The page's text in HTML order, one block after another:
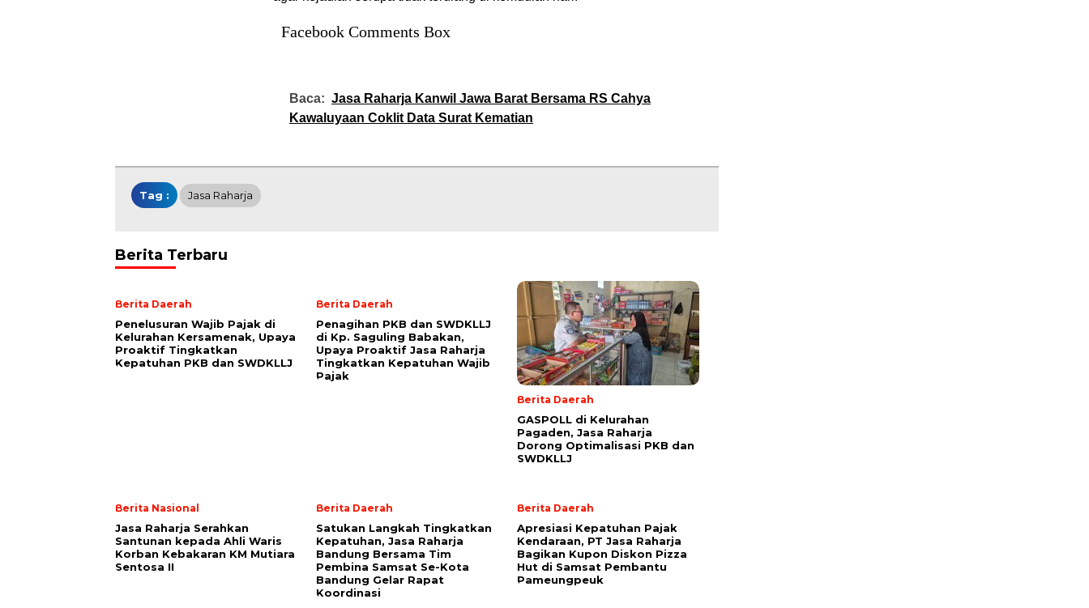
Facebook Comments Box
Baca: Jasa Raharja Kanwil Jawa Barat Bersama RS Cahya
Kawaluyaan Coklit Data Surat Kematian
Tag : Jasa Raharja
Berita Terbaru
Berita Daerah
Penelusuran Wajib Pajak di
Kelurahan Kersamenak, Upaya
Proaktif Tingkatkan
Kepatuhan PKB dan SWDKLLJ
Berita Daerah
Penagihan PKB dan SWDKLLJ
di Kp. Saguling Babakan,
Upaya Proaktif Jasa Raharja
Tingkatkan Kepatuhan Wajib
Pajak
Berita Daerah
GASPOLL di Kelurahan
Pagaden, Jasa Raharja
Dorong Optimalisasi PKB dan
SWDKLLJ
Berita Nasional
Jasa Raharja Serahkan
Santunan kepada Ahli Waris
Korban Kebakaran KM Mutiara
Sentosa II
Berita Daerah
Satukan Langkah Tingkatkan
Kepatuhan, Jasa Raharja
Bandung Bersama Tim
Pembina Samsat Se-Kota
Bandung Gelar Rapat
Koordinasi
Berita Daerah
Apresiasi Kepatuhan Pajak
Kendaraan, PT Jasa Raharja
Bagikan Kupon Diskon Pizza
Hut di Samsat Pembantu
Pameungpeuk